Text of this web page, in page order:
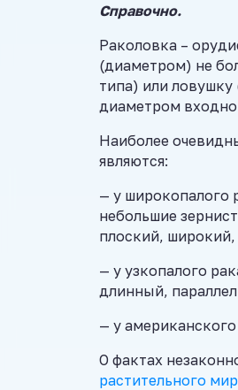
Справочно.
Раколовка –
(диаметром) не
типа) или
диаметром
Наиболее
являются:
— у широкопалого
небольшие
плоский, широкий,
— у узкопалого
длинный,
— у
О фактах
растительного